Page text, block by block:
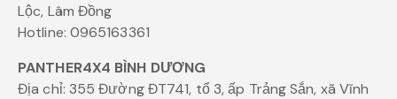
Lộc, Lâm Đồng
Hotline: 0965163361
PANTHER4X4 BÌNH DƯƠNG
Địa chỉ: 355 Đường ĐT741, tổ 3, ấp Trảng Sắn, xã Vĩnh